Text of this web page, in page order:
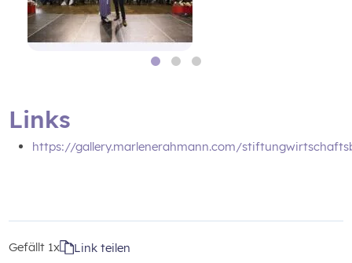
Links
https://gallery.marlenerahmann.com/
Gefällt 1x Link teilen